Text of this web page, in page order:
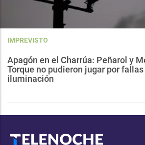
IMPREVISTO
Apagón en el Charrúa: Peñarol y
Torque no pudieron jugar por fallas
iluminación